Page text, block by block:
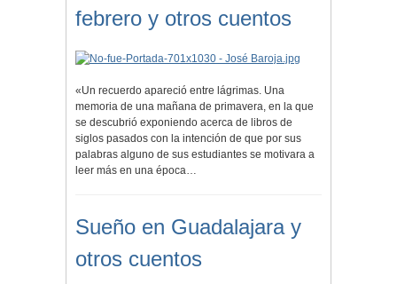
febrero y otros cuentos
«Un recuerdo apareció entre lágrimas. Una
memoria de una mañana de primavera, en la que
se descubrió exponiendo acerca de libros de
siglos pasados con la intención de que por sus
palabras alguno de sus estudiantes se motivara a
leer más en una época…
Sueño en Guadalajara y
otros cuentos